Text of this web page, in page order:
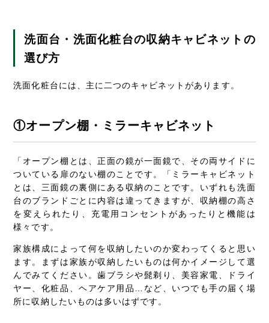
洗面台・洗面化粧台の収納キャビネットの
選び方
洗面化粧台には、主に二つのキャビネットがあります。
①オープン棚・ミラーキャビネット
「オープン棚 とは、正面の鏡が一面鏡で、その両サイドに
ついている扉のない棚のことです。「ミラーキャビネット
とは、三面鏡の裏側にある収納のことです。いずれも洗面
台のブランドごとに内容は違ってきますが、収納棚の高さ
を変えられたり、充電用コンセントがあったりと機能は
様々です。
家族構成によって何を収納したいのか変わってくると思い
ます。まずは家族が収納したいものは何かイメージして選
んでみてください。歯ブラシや髭剃り、美容家電、ドライ
ヤー、化粧品、ヘアケア用品…など、いつでも手の届く場
所に収納したいものは多いはずです。